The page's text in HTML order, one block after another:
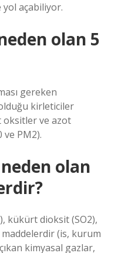
yol açabiliyor.
olan 5
gereken
kirleticiler
oksitler ve azot
PM2).
olan
kükürt dioksit (SO2),
(is, kurum
kimyasal gazlar,